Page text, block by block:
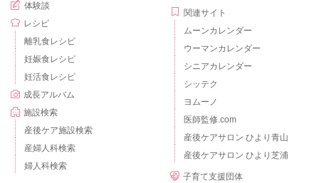
体験談
レシピ
離乳食レシピ
妊娠食レシピ
妊活食レシピ
成長アルバム
施設検索
産後ケア施設検索
産婦人科検索
婦人科検索
関連サイト
ムーンカレンダー
ウーマンカレンダー
シニアカレンダー
シッテク
ヨムーノ
医師監修.com
産後ケアサロン ひより青山
産後ケアサロン ひより芝浦
子育て支援団体